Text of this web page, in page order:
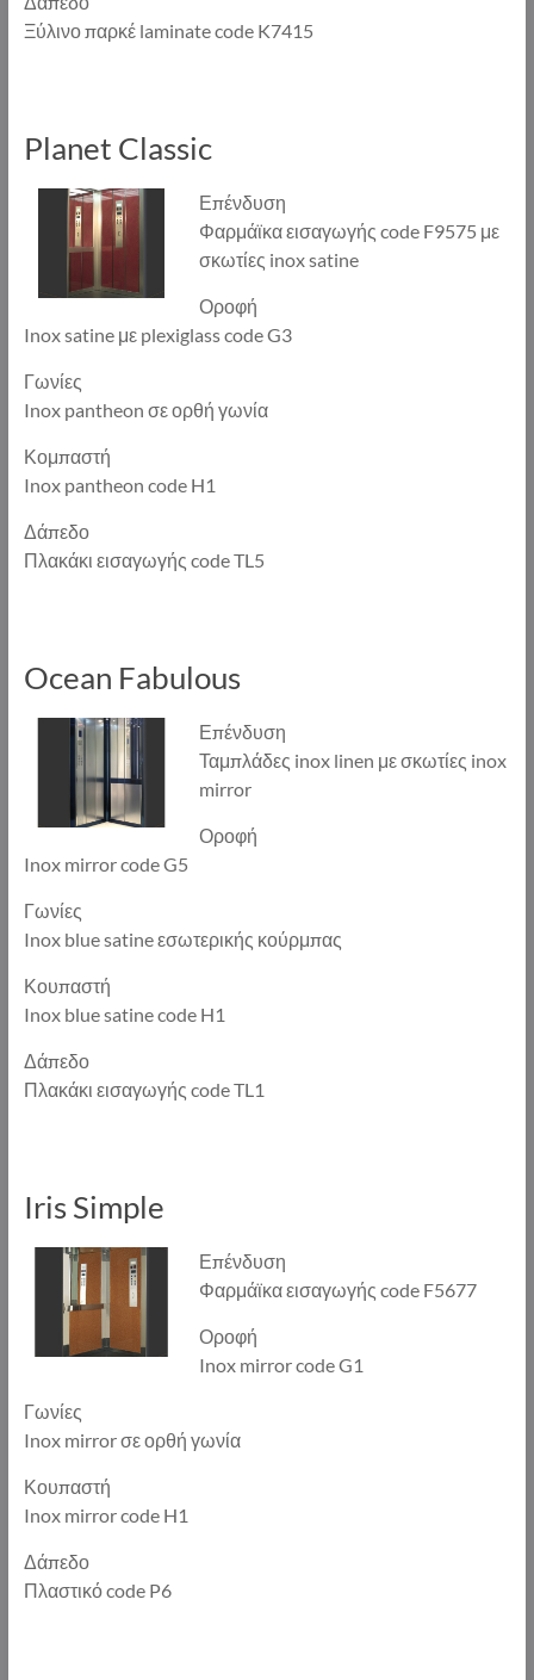
Ξύλινο παρκέ laminate code K7415
Planet Classic
Επένδυση
Φαρμάϊκα εισαγωγής code F9575 με
σκωτίες inox satine
Οροφή
Inox satine με plexiglass code G3
Γωνίες
Inox pantheon σε ορθή γωνία
Κομπαστή
Inox pantheon code H1
Δάπεδο
Πλακάκι εισαγωγής code TL5
Ocean Fabulous
Επένδυση
Ταμπλάδες inox linen με σκωτίες inox
mirror
Οροφή
Inox mirror code G5
Γωνίες
Inox blue satine εσωτερικής κούρμπας
Κουπαστή
Inox blue satine code H1
Δάπεδο
Πλακάκι εισαγωγής code TL1
Iris Simple
Επένδυση
Φαρμάϊκα εισαγωγής code F5677
Οροφή
Inox mirror code G1
Γωνίες
Inox mirror σε ορθή γωνία
Κουπαστή
Inox mirror code H1
Δάπεδο
Πλαστικό code P6